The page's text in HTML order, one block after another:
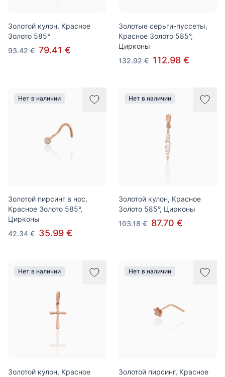
Золотой кулон, Красное
Золото 585°
93.42 € 79.41 €
Золотые серьги-пуссеты,
Красное Золото 585°,
Цирконы
132.92 € 112.98 €
Нет в наличии
Золотой пирсинг в нос,
Красное Золото 585°,
Цирконы
42.34 € 35.99 €
Нет в наличии
Золотой кулон, Красное
Золото 585°, Цирконы
103.18 € 87.70 €
Нет в наличии
Золотой кулон, Красное
Нет в наличии
Золотой пирсинг, Красное